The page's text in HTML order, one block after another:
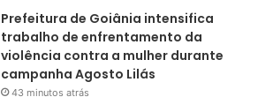
Prefeitura de Goiânia intensifica
trabalho de enfrentamento da
violência contra a mulher durante
campanha Agosto Lilás
43 minutos atrás